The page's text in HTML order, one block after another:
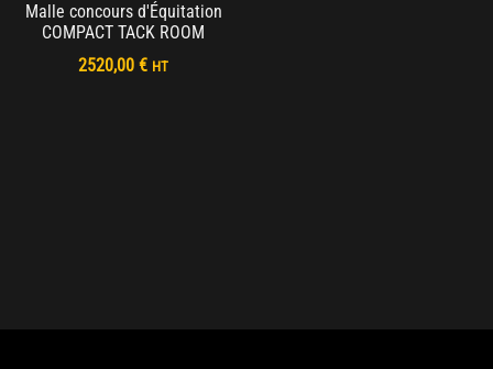
Malle concours d'Équitation
COMPACT TACK ROOM
2520,00 € HT